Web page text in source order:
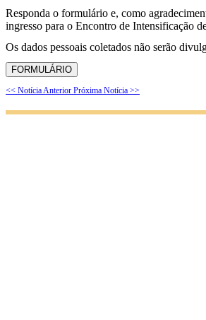
Responda o formulário e, como
ingresso para o Encontro de Intensificação
Os dados pessoais coletados não serão
FORMULÁRIO
<< Notícia Anterior Próxima Notícia >>